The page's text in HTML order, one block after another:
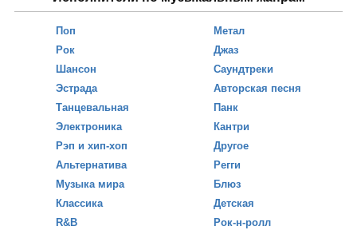
Поп
Рок
Шансон
Эстрада
Танцевальная
Электроника
Рэп и хип-хоп
Альтернатива
Музыка мира
Классика
R&B
Метал
Джаз
Саундтреки
Авторская песня
Панк
Кантри
Другое
Регги
Блюз
Детская
Рок-н-ролл